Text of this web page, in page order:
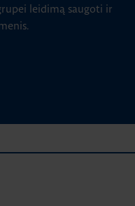
leidimą saugoti ir